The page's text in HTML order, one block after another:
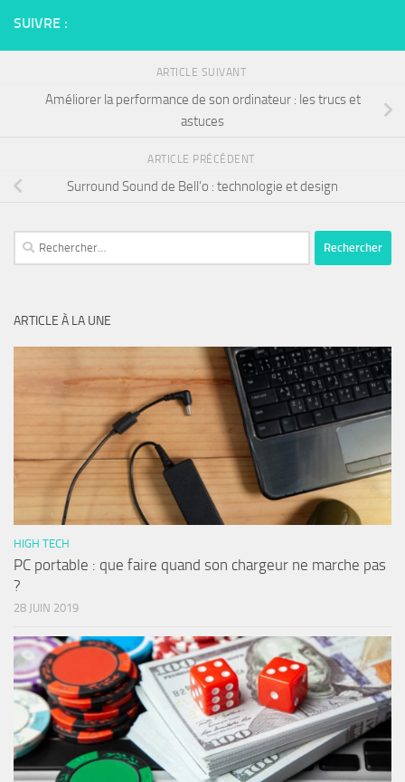
SUIVRE :
ARTICLE SUIVANT
Améliorer la performance de son ordinateur : les trucs et
astuces
ARTICLE PRÉCÉDENT
Surround Sound de Bell’o : technologie et design
Rechercher :
ARTICLE À LA UNE
HIGH TECH
PC portable : que faire quand son chargeur ne marche pas
?
28 JUIN 2019